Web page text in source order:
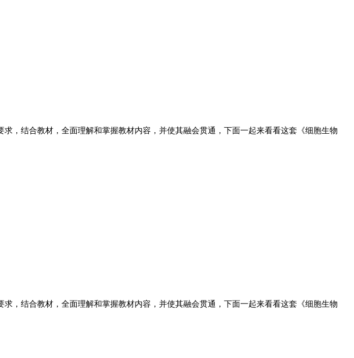
，结合教材，全面理解和掌握教材内容，并使其融会贯通，下面一起来看看这套《细胞生物
，结合教材，全面理解和掌握教材内容，并使其融会贯通，下面一起来看看这套《细胞生物